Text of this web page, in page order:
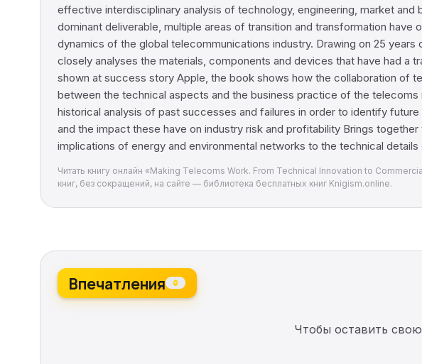
effective interdisciplinary analysis of technology, engineering, market
dominant deliverable, multiple areas of transition and transformation
dynamics of the global telecommunications industry. Drawing on 25
closely analyses the materials, components and devices that have had a
shown at success story Apple, the book shows how the collaboration of
between the technical aspects and the business practice of the
historical analysis of past successes and failures in order to identify
and the impact these have on industry risk and profitability Brings
implications of energy and environmental networks to the technical
Читать книгу онлайн «Making Telecoms Work. From Technical Innovation to
книг, без сокращений, на сайте — библиотека бесплатных книг Knigism.online.
Впечатления 0
Чтобы оставить